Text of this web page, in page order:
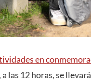
en
las 12 horas, se